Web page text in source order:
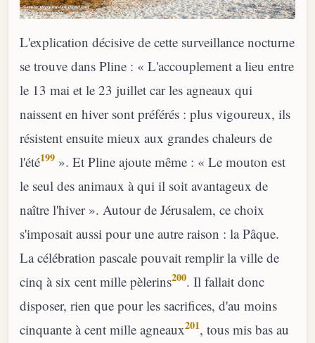
L'explication décisive de cette surveillance nocturne
se trouve dans Pline : « L'accouplement a lieu entre
le 13 mai et le 23 juillet car les agneaux qui
naissent en hiver sont préférés : plus vigoureux, ils
résistent ensuite mieux aux grandes chaleurs de
l'été199 ». Et Pline ajoute même : « Le mouton est
le seul des animaux à qui il soit avantageux de
naître l'hiver ». Autour de Jérusalem, ce choix
s'imposait aussi pour une autre raison : la Pâque.
La célébration pascale pouvait remplir la ville de
cinq à six cent mille pèlerins200. Il fallait donc
disposer, rien que pour les sacrifices, d'au moins
cinquante à cent mille agneaux201, tous mis bas au